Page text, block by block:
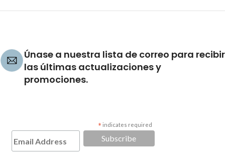
Únase a nuestra lista de correo para recibir
las últimas actualizaciones y
promociones.
* indicates required